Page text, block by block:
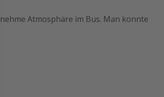
Atmosphäre im Bus. Man konnte